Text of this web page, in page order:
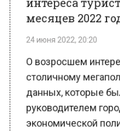
24 июня 2022, 20:20
столичному
данных, которые
руководителем
экономической
Кириллом
портал мэра и